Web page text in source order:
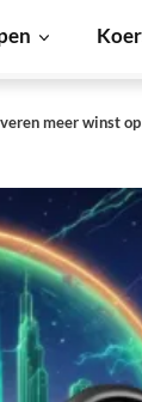
meer winst